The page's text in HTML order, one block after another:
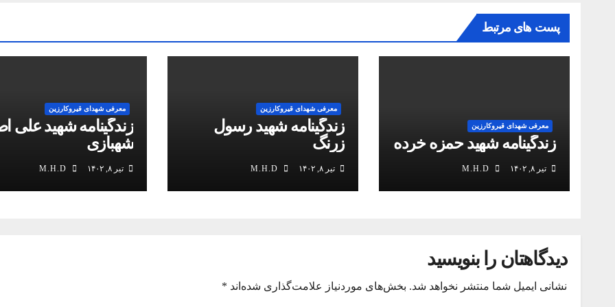
پست های مرتبط
معرفی شهدای قیروکارزین
زندگینامه شهید حمزه خرده
تیر ۸, ۱۴۰۲
معرفی شهدای قیروکارزین
زندگینامه شهید رسول
زرنگ
تیر ۸, ۱۴۰۲
معرفی شهدای قیروکارزین
زندگینامه شهید علی
شهبازی
تیر ۸, ۱۴۰۲
دیدگاهتان را بنویسید
نشانی ایمیل شما منتشر نخواهد شد. بخش‌های موردنیاز علامت‌گذاری شده‌اند *